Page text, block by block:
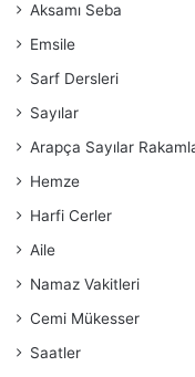
Aksamı Seba
Emsile
Sarf Dersleri
Sayılar
Arapça Sayılar
Hemze
Harfi Cerler
Aile
Namaz Vakitleri
Cemi Mükesser
Saatler